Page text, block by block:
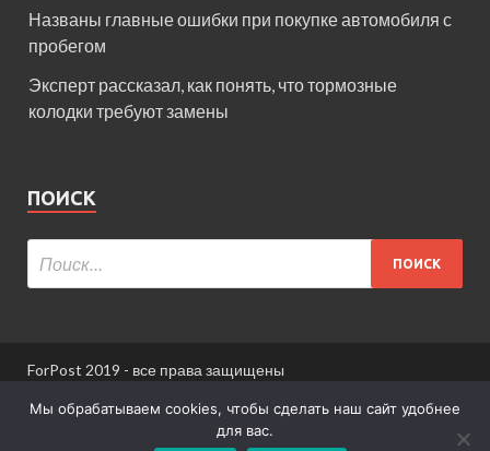
Названы главные ошибки при покупке автомобиля с
пробегом
Эксперт рассказал, как понять, что тормозные
колодки требуют замены
ПОИСК
ForPost 2019 - все права защищены
При использовании материалов сайта ссылка
Мы обрабатываем cookies, чтобы сделать наш сайт удобнее
для вас.